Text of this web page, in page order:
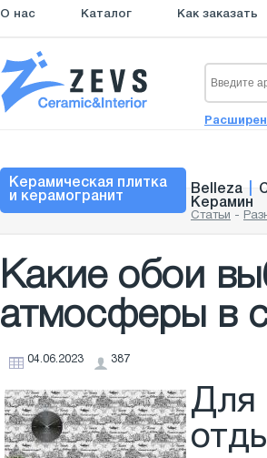
О нас Каталог Как заказать
Керамическая плитка
и керамогранит
Belleza
Керамин
Статьи -
Какие обои
атмосферы в
04.06.2023 387
Для